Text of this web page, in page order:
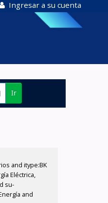
Ingresar a su cuenta
Ir
and itype:BK
Eléctrica,
su-
and